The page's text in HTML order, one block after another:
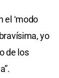
el ‘modo
yo
de los